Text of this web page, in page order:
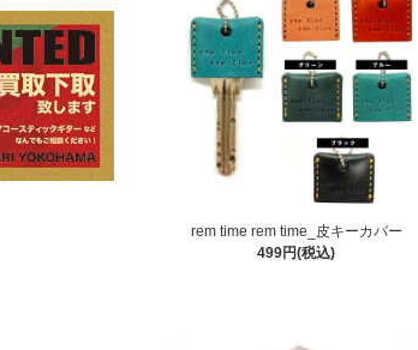
rem time rem time_皮キーカバー
499円(税込)